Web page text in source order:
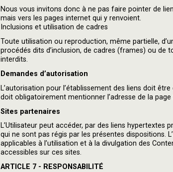
Nous vous invitons donc à ne pas faire pointer de
mais vers les pages internet qui y renvoient.
Inclusions et utilisation de cadres
Toute utilisation ou reproduction, même partielle,
procédés dits d’inclusion, de cadres (frames) ou
interdits.
Demandes d’autorisation
L’autorisation pour l’établissement des liens doit
doit obligatoirement mentionner l’adresse de la
Sites partenaires
L’Utilisateur peut accéder, par des liens hypertextes
qui ne sont pas régis par les présentes dispositions.
applicables à l’utilisation et à la divulgation des
accessibles sur ces sites.
ARTICLE 7 - RESPONSABILITÉ